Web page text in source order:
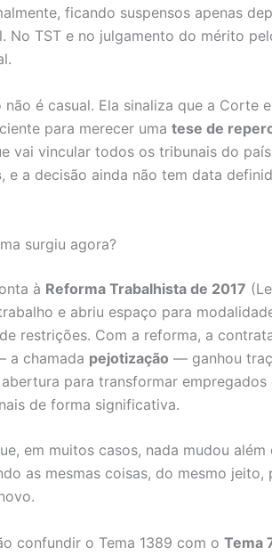
ficando suspensos apenas
No TST e no julgamento do mérito
não é casual. Ela sinaliza que a Corte
para merecer uma tese de
vai vincular todos os tribunais do
, e a decisão ainda não tem data
surgiu agora?
à Reforma Trabalhista de 2017
e abriu espaço para
restrições. Com a reforma, a
a chamada pejotização — ganhou
para transformar empregados
de forma significativa.
em muitos casos, nada mudou
as mesmas coisas, do mesmo
confundir o Tema 1389 com o Tema